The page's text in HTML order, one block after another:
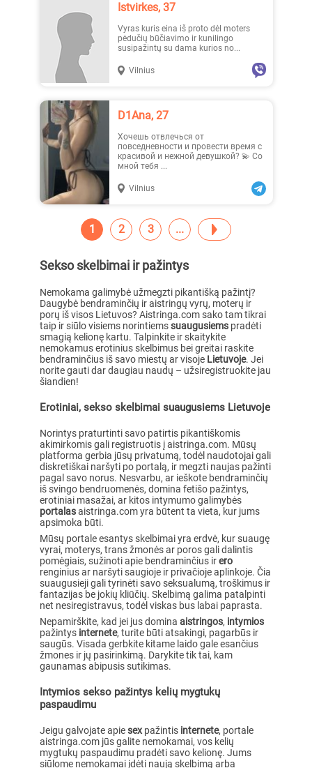
Istvirkes, 37
Vyras kuris eina iš proto dėl moters
pėdučių būčiavimo ir kunilingo
susipažintų su dama kurios no...
Vilnius
D1Ana, 27
Хочешь отвлечься от
повседневности и провести время с
красивой и нежной девушкой? 💫 Со
мной тебя ...
Vilnius
1 2 3
Sekso skelbimai ir pažintys
Nemokama galimybė užmegzti pikantišką pažintį?
Daugybė bendraminčių ir aistringų vyrų, moterų ir
porų iš visos Lietuvos? Aistringa.com sako tam tikrai
taip ir siūlo visiems norintiemssuaugusiemspradėti
smagią kelionę kartu. Talpinkite ir skaitykite
nemokamus erotinius skelbimus bei greitai raskite
bendraminčius iš savo miestų ar visoje Lietuvoje. Jei
norite gauti dar daugiau naudų – užsiregistruokite jau
šiandien!
Erotiniai, sekso skelbimai suaugusiems Lietuvoje
Norintys praturtinti savo patirtis pikantiškomis
akimirkomis gali registruotis į aistringa.com. Mūsų
platforma gerbia jūsų privatumą, todėl naudotojai gali
diskretiškai naršyti po portalą, ir megzti naujas pažinti
pagal savo norus. Nesvarbu, ar ieškote bendraminčių
iš svingo bendruomenės, domina fetišo pažintys,
erotiniai masažai, ar kitos intymumo galimybės
portalasaistringa.com yra būtent ta vieta, kur jums
apsimoka būti.
Mūsų portale esantys skelbimai yra erdvė, kur suaugę
vyrai, moterys, trans žmonės ar poros gali dalintis
pomėgiais, sužinoti apie bendraminčius irero
renginius ar naršyti saugioje ir privačioje aplinkoje. Čia
suaugusieji gali tyrinėti savo seksualumą, troškimus ir
fantazijas be jokių kliūčių. Skelbimą galima patalpinti
net nesiregistravus, todėl viskas bus labai paprasta.
Nepamirškite, kad jei jus domina aistringos, intymios
pažintys internete, turite būti atsakingi, pagarbūs ir
saugūs. Visada gerbkite kitame laido gale esančius
žmones ir jų pasirinkimą. Darykite tik tai, kam
gaunamas abipusis sutikimas.
Intymios sekso pažintys kelių mygtukų
paspaudimu
Jeigu galvojate apiesexpažintis internete, portale
aistringa.com jūs galite nemokamai, vos kelių
mygtukų paspaudimu pradėti savo kelionę. Jums
siūlome nemokamai įdėti naują skelbimą arba